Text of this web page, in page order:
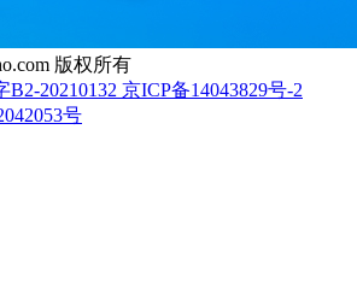
版权所有
B2-20210132 京ICP备14043829号-2
号